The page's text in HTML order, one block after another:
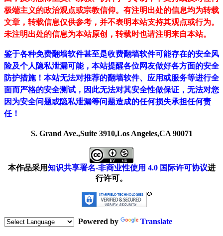
极端主义的政治观点或宗教信仰。有注明出处的信息均为转载
文章，转载信息仅供参考，并不表明本站支持其观点或行为。
未注明出处的信息为本站原创，转载时也请注明来自本站。
鉴于各种免费翻墙软件甚至是收费翻墙软件可能存在的安全风
险及个人隐私泄漏可能，本站提醒各位网友做好各方面的安全
防护措施！本站无法对推荐的翻墙软件、应用或服务等进行全
面而严格的安全测试，因此无法对其安全性做保证，无法对您
因为安全问题或隐私泄漏等问题造成的任何损失承担任何责
任！
S. Grand Ave.,Suite 3910,Los Angeles,CA 90071
本作品采用知识共享署名-非商业性使用 4.0 国际许可协议进
行许可。
Powered by Translate